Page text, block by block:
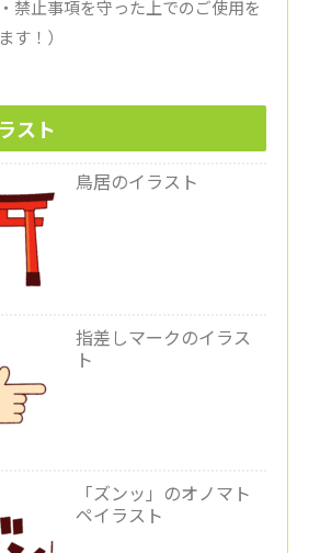
禁止事項を守った上でのご使用を
す！）
スト
鳥居のイラスト
指差しマークのイラス
ト
「ズンッ」のオノマト
ペイラスト